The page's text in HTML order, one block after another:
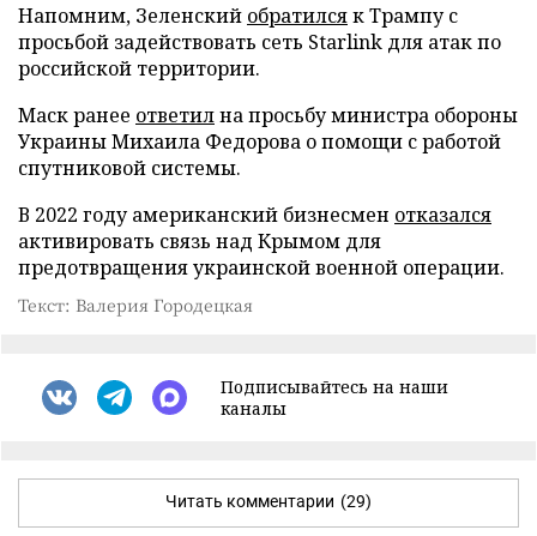
Напомним, Зеленский обратилсяк Трампу с
просьбой задействовать сеть Starlink для атак по
российской территории.
Маск ранее ответилна просьбу министра обороны
Украины Михаила Федорова о помощи с работой
спутниковой системы.
В 2022 году американский бизнесмен отказался
активировать связь над Крымом для
предотвращения украинской военной операции.
Текст: Валерия Городецкая
Подписывайтесь на наши
каналы
Читать комментарии (29)